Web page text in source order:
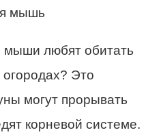
мыши любят обитать
Это
могут прорывать
корневой системе.